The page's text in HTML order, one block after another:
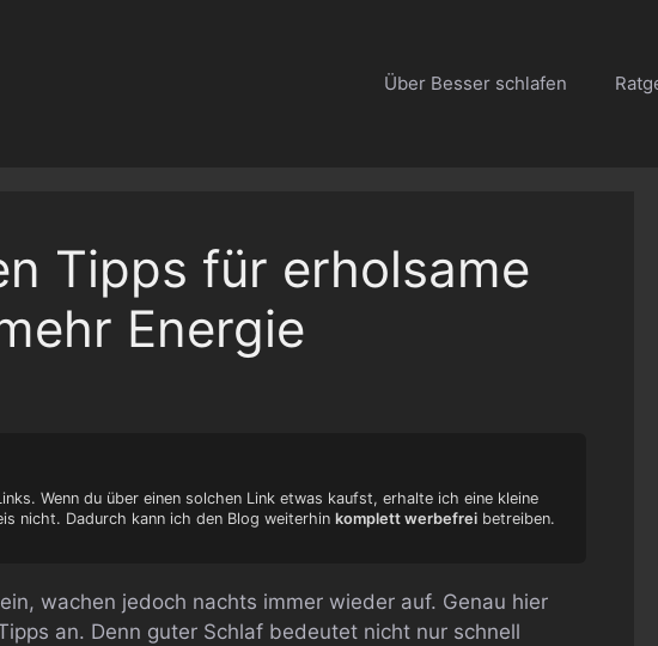
Über Besser schlafen
Tipps für erholsame
Energie
Wenn du über einen solchen Link etwas kaufst, erhalte ich eine kleine
nicht. Dadurch kann ich den Blog weiterhin komplett werbefrei betreiben.
wachen jedoch nachts immer wieder auf. Genau hier
an. Denn guter Schlaf bedeutet nicht nur schnell